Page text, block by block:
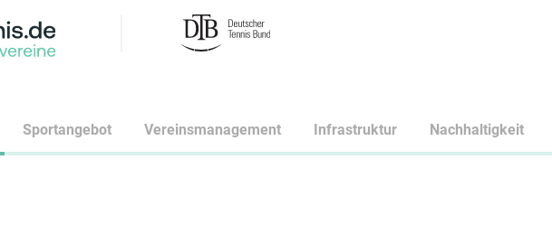
Sportangebot Vereinsmanagement Infrastruktur Nachhaltigkeit